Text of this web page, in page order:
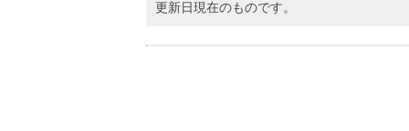
更新日現在のものです。